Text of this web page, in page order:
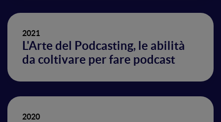
2021
L'Arte del Podcasting, le abilità
da coltivare per fare podcast
2020